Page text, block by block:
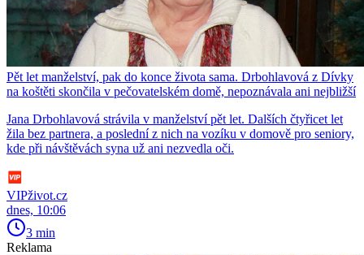
Pět let manželství, pak do konce života sama. Drbohlavová z Dívky
na koštěti skončila v pečovatelském domě, nepoznávala ani nejbližší
Jana Drbohlavová strávila v manželství pět let. Dalších čtyřicet let
žila bez partnera, a poslední z nich na vozíku v domově pro seniory,
kde při návštěvách syna už ani nezvedla oči.
VIPživot.cz
dnes, 10:06
3 min
Reklama